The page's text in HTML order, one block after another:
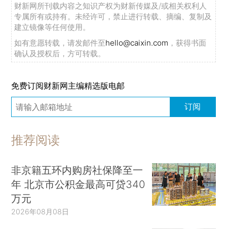
财新网所刊载内容之知识产权为财新传媒及/或相关权利人
专属所有或持有。未经许可，禁止进行转载、摘编、复制及
建立镜像等任何使用。
如有意愿转载，请发邮件至hello@caixin.com ，获得书面
确认及授权后，方可转载。
免费订阅财新网主编精选版电邮
订阅
推荐阅读
非京籍五环内购房社保降至一
年 北京市公积金最高可贷340
万元
2026年08月08日